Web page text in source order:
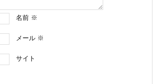
名前 ※
メール ※
サイト